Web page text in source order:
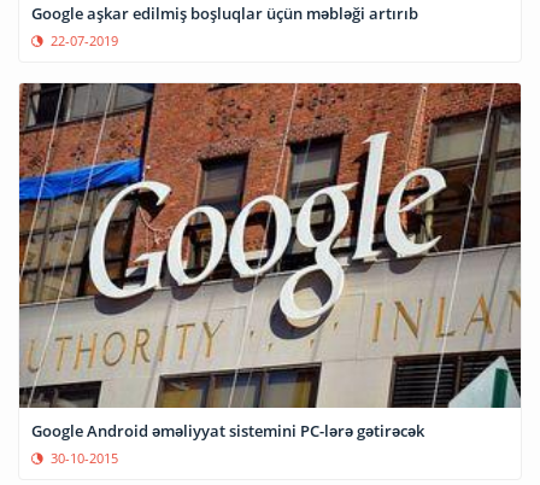
Google aşkar edilmiş boşluqlar üçün məbləği artırıb
22-07-2019
Google Android əməliyyat sistemini PC-lərə gətirəcək
30-10-2015